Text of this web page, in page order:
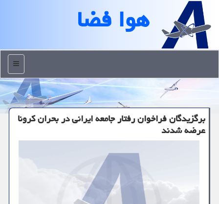
هوا فضا
منو
برگزیدگان فراخوان رفتار جامعه ایرانی در بحران كرونا
عرضه شدند